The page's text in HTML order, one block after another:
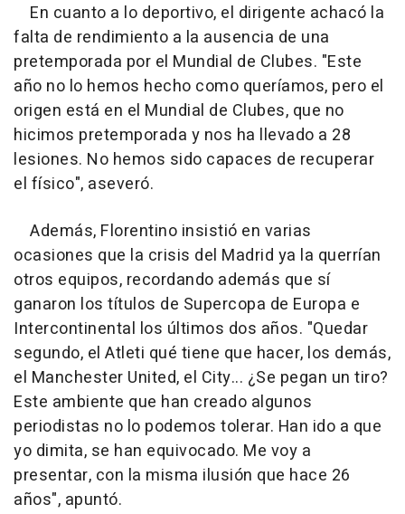
En cuanto a lo deportivo, el dirigente achacó la
falta de rendimiento a la ausencia de una
pretemporada por el Mundial de Clubes. "Este
año no lo hemos hecho como queríamos, pero el
origen está en el Mundial de Clubes, que no
hicimos pretemporada y nos ha llevado a 28
lesiones. No hemos sido capaces de recuperar
el físico", aseveró.
Además, Florentino insistió en varias
ocasiones que la crisis del Madrid ya la querrían
otros equipos, recordando además que sí
ganaron los títulos de Supercopa de Europa e
Intercontinental los últimos dos años. "Quedar
segundo, el Atleti qué tiene que hacer, los demás,
el Manchester United, el City... ¿Se pegan un tiro?
Este ambiente que han creado algunos
periodistas no lo podemos tolerar. Han ido a que
yo dimita, se han equivocado. Me voy a
presentar, con la misma ilusión que hace 26
años", apuntó.